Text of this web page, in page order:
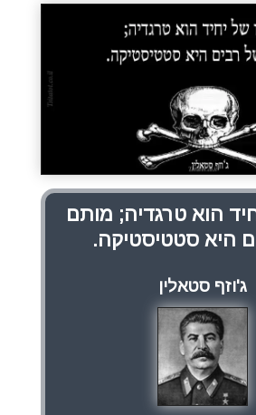
הוא טרגדיה; מותם
היא סטטיסטיקה.
ג'וזף סטאלין